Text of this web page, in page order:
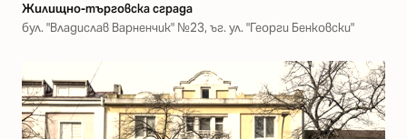
Жилищно-търговска сграда
бул. "Владислав Варненчик" №23, ъг. ул. "Георги Бенковски"